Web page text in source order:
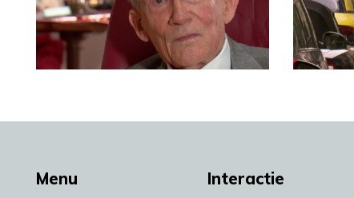
Menu Interactie